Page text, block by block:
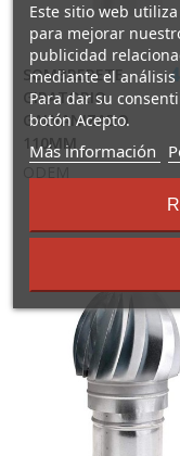
SOMBRERETE
GIRATORIO
GALVANIZADO
110MM
Este sitio web
para mejorar
publicidad
mediante el análisis
Para dar su
botón Acepto.
Más información